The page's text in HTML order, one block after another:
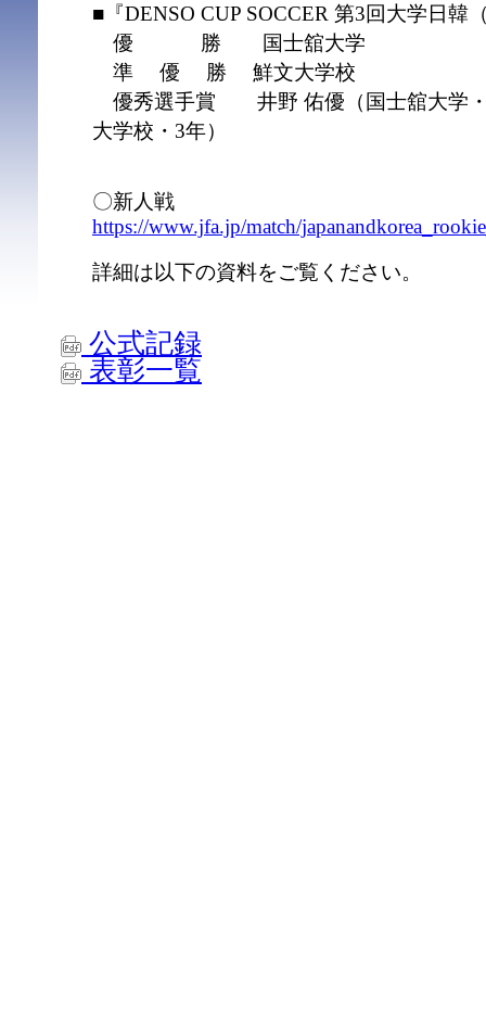
■『DENSO CUP SOCCER 第3回大学日韓
優 勝 国士舘大学
準 優 勝 鮮文大学校
優秀選手賞 井野 佑優（国士舘大学・
大学校・3年）
〇新人戦
https://www.jfa.jp/match/
詳細は以下の資料をご覧ください。
公式記録
表彰一覧